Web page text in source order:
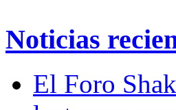
Noticias
El Foro